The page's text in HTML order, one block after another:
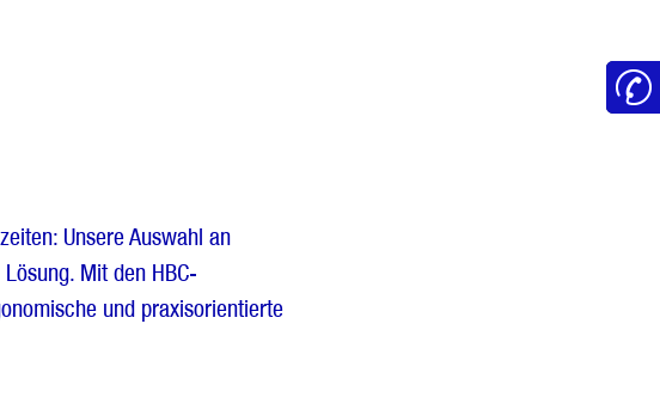
Unsere Auswahl an
Mit den HBC-
und praxisorientierte